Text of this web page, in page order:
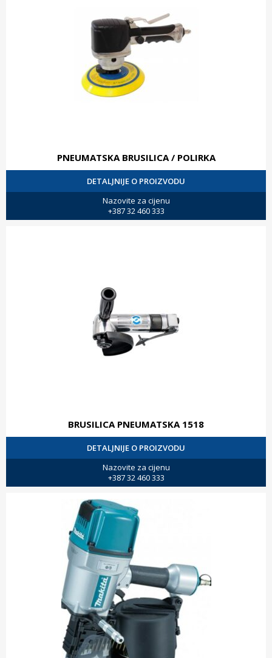
PNEUMATSKA BRUSILICA / POLIRKA
DETALJNIJE O PROIZVODU
Nazovite za cijenu
+387 32 460 333
BRUSILICA PNEUMATSKA 1518
DETALJNIJE O PROIZVODU
Nazovite za cijenu
+387 32 460 333